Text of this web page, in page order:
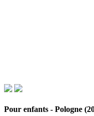
Pour enfants - Pologne